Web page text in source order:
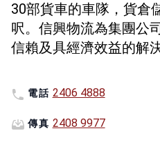
30部貨車的車隊，貨倉
呎。信興物流為集團公
信賴及具經濟效益的解
電話 2406 4888
傳真 2408 9977